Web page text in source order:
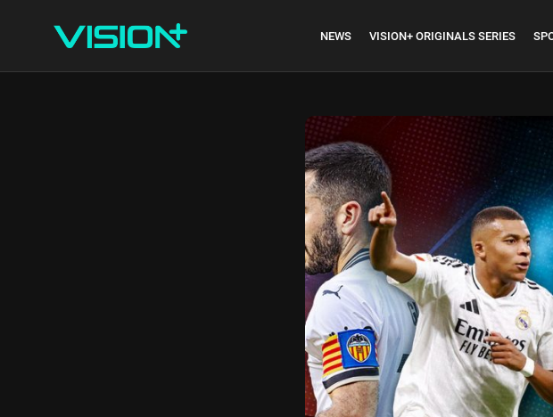
NEWS VISION+ ORIGINALS SERIES
Indonesia vs Kamboja
Hari Ini...
July 27, 2026 4 Min